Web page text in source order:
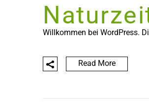
Willkommen bei WordPress.
Read More